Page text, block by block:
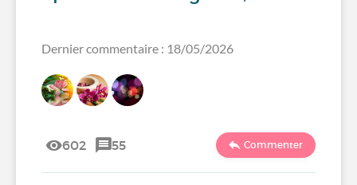
Dernier commentaire : 18/05/2026
602 55 Commenter